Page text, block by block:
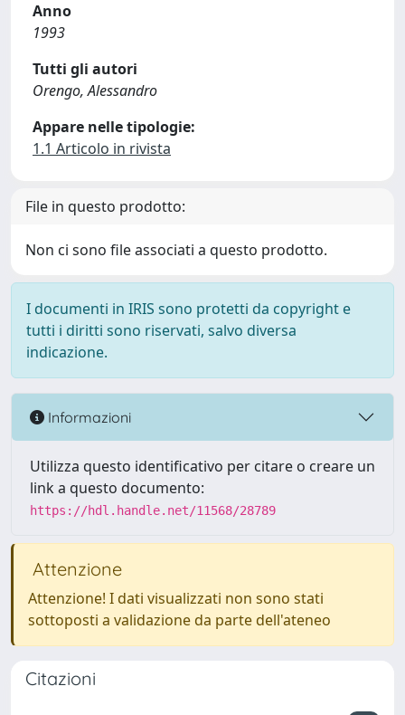
Anno
1993
Tutti gli autori
Orengo, Alessandro
Appare nelle tipologie:
1.1 Articolo in rivista
File in questo prodotto:
Non ci sono file associati a questo prodotto.
I documenti in IRIS sono protetti da copyright e
tutti i diritti sono riservati, salvo diversa
indicazione.
Informazioni
Utilizza questo identificativo per citare o creare un
link a questo documento:
https://hdl.handle.net/11568/28789
Attenzione
Attenzione! I dati visualizzati non sono stati
sottoposti a validazione da parte dell'ateneo
Citazioni